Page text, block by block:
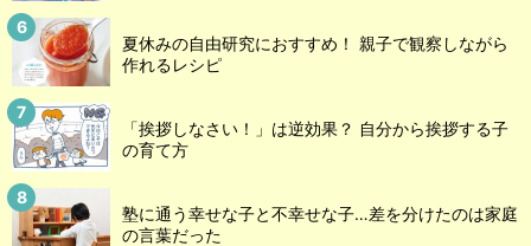
夏休みの自由研究におすすめ！ 親子で観察しながら
作れるレシピ
「挨拶しなさい！」は逆効果？ 自分から挨拶する子
の育て方
塾に通う幸せな子と不幸せな子…差を分けたのは家庭
の言葉だった